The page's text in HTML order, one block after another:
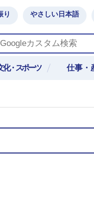
り やさしい日本語
化・スポーツ 仕事・